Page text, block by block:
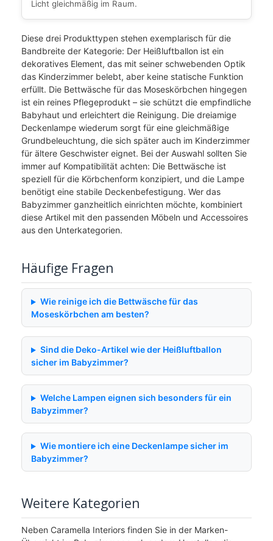
Licht gleichmäßig im Raum.
Diese drei Produkttypen stehen exemplarisch für die
Bandbreite der Kategorie: Der Heißluftballon ist ein
dekoratives Element, das mit seiner schwebenden Optik
das Kinderzimmer belebt, aber keine statische Funktion
erfüllt. Die Bettwäsche für das Moseskörbchen hingegen
ist ein reines Pflegeprodukt – sie schützt die empfindliche
Babyhaut und erleichtert die Reinigung. Die dreiamige
Deckenlampe wiederum sorgt für eine gleichmäßige
Grundbeleuchtung, die sich später auch im Kinderzimmer
für ältere Geschwister eignet. Bei der Auswahl sollten Sie
immer auf Kompatibilität achten: Die Bettwäsche ist
speziell für die Körbchenform konzipiert, und die Lampe
benötigt eine stabile Deckenbefestigung. Wer das
Babyzimmer ganzheitlich einrichten möchte, kombiniert
diese Artikel mit den passenden Möbeln und Accessoires
aus den Unterkategorien.
Häufige Fragen
Wie reinige ich die Bettwäsche für das
Moseskörbchen am besten?
Sind die Deko-Artikel wie der Heißluftballon
sicher im Babyzimmer?
Welche Lampen eignen sich besonders für ein
Babyzimmer?
Wie montiere ich eine Deckenlampe sicher im
Babyzimmer?
Weitere Kategorien
Neben Caramella Interiors finden Sie in der Marken-